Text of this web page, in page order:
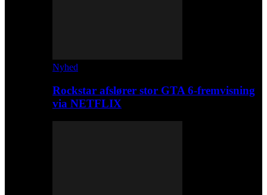
Nyhed
Rockstar afslører stor GTA 6-fremvisning
via NETFLIX